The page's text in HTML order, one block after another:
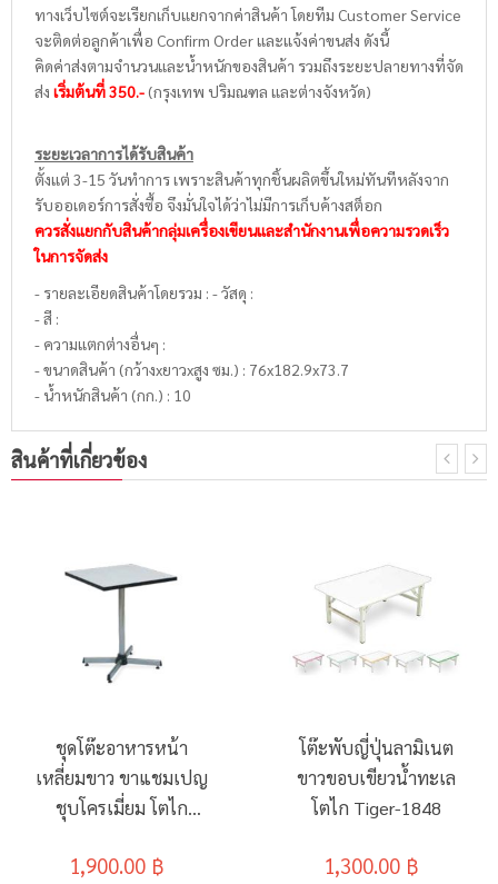
ทางเว็บไซต์จะเรียกเก็บแยกจากค่าสินค้า โดยทีม Customer Service
จะติดต่อลูกค้าเพื่อ Confirm Order และแจ้งค่าขนส่ง ดังนี้
คิดค่าส่งตามจำนวนและน้ำหนักของสินค้า รวมถึงระยะปลายทางที่จัด
ส่ง เริ่มต้นที่ 350.-(กรุงเทพ ปริมณฑล และต่างจังหวัด)
ระยะเวลาการได้รับสินค้า
ตั้งแต่ 3-15 วันทำการ เพราะสินค้าทุกชิ้นผลิตขึ้นใหม่ทันทีหลังจาก
รับออเดอร์การสั่งซื้อ จึงมั่นใจได้ว่าไม่มีการเก็บค้างสต็อก
ควรสั่งแยกกับสินค้ากลุ่มเครื่องเขียนและสำนักงานเพื่อความรวดเร็ว
ในการจัดส่ง
- รายละเอียดสินค้าโดยรวม : - วัสดุ :
- สี :
- ความแตกต่างอื่นๆ :
- ขนาดสินค้า (กว้างxยาวxสูง ซม.) : 76x182.9x73.7
- น้ำหนักสินค้า (กก.) : 10
สินค้าที่เกี่ยวข้อง
ชุดโต๊ะอาหารหน้า
เหลี่ยมขาว ขาแชมเปญ
ชุบโครเมี่ยม โตไก
1,900.00 ฿
โต๊ะพับญี่ปุ่นลามิเนต
ขาวขอบเขียวน้ำทะเล
โตไก Tiger-1848
1,300.00 ฿